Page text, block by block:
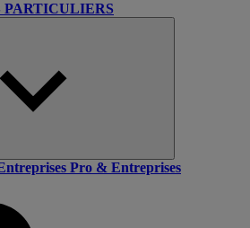
PARTICULIERS
Pro & Entreprises